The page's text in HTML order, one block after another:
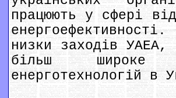
працюють у сфері
низки заходів УАЕА,
більш широке
енерготехнологій в